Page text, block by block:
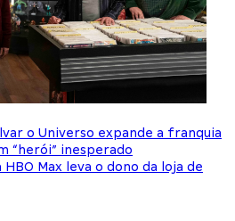
o Universo expande a franquia
“herói” inesperado
Max leva o dono da loja de